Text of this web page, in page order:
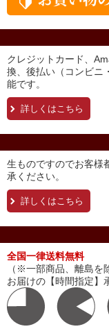
クレジットカード、
換、後払い（コンビニ
能です。
詳しくはこちら
生ものですのでお客様
承ください。
詳しくはこちら
全国一律送料無料
（※一部商品、離島を
お届けの【時間指定】